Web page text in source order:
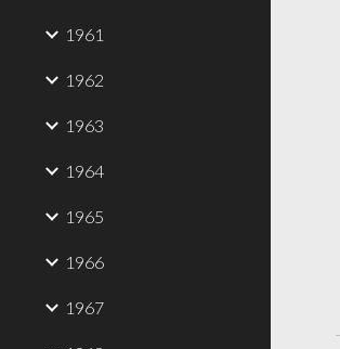
1961
1962
1963
1964
1965
1966
1967